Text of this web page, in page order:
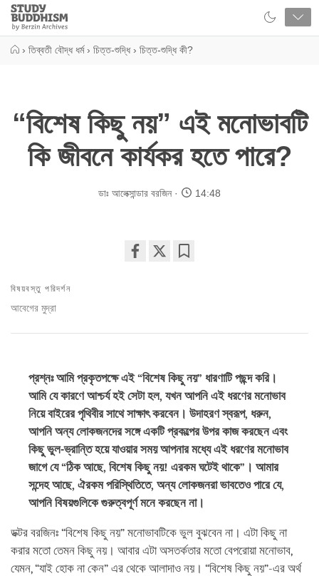
Close
Study
Buddhism
› তিব্বতী বৌদ্ধ ধর্ম › চিত্ত-শুদ্ধি › চিত্ত-শুদ্ধি কী?
“বিশেষ কিছু নয়” এই মনোভাবটি
কি জীবনে কার্যকর হতে পারে?
ডাঃ আলেক্সান্ডার বরজিন 14:48
বিষয়বস্তু পরিদর্শন
আবেগের মুদ্রা
প্রশ্নঃ আমি প্রকৃতপক্ষে এই “বিশেষ কিছু নয়” ধারণাটি পছন্দ করি।
আমি যে কারণে আশ্চর্য হই সেটা হল, যখন আপনি এই ধরণের মনোভাব
নিয়ে বাইরের পৃথিবীর সাথে সাক্ষাৎ করবেন। উদাহরণ স্বরূপ, ধরুন,
আপনি অন্য লোকজনদের সঙ্গে একটি প্রকল্পের উপর কাজ করছেন এবং
কিছু ভুল-ভ্রান্তি হয়ে যাওয়ার সময় আপনার মধ্যে এই ধরণের মনোভাব
জাগে যে “ঠিক আছে, বিশেষ কিছু নয়! এরকম ঘটেই থাকে”। আমার
সন্দেহ আছে, ঐরকম পরিস্থিতিতে, অন্য লোকজনরা ভাবতেও পারে যে,
আপনি বিষয়গুলিকে গুরুত্বপূর্ণ মনে করছেন না।
ডক্টর বরজিনঃ “বিশেষ কিছু নয়” মনোভাবটিকে ভুল বুঝবেন না। এটা কিছু না
করার মতো তেমন কিছু নয়। আবার এটা অসতর্কতার মতো বেপরোয়া মনোভাব,
যেমন, “যাই হোক না কেন” এর থেকে আলাদাও নয়। “বিশেষ কিছু নয়”-এর অর্থ